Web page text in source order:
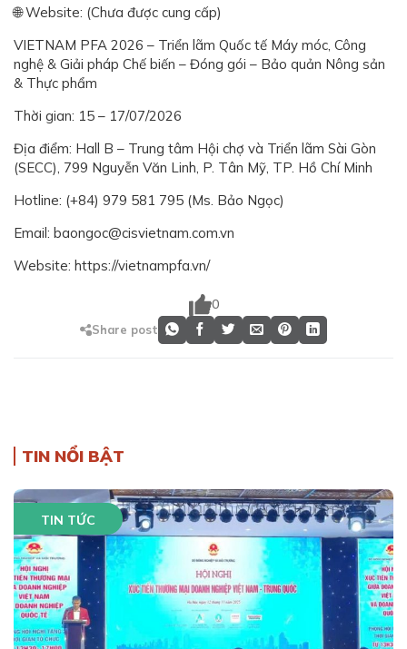
🌐 Website: (Chưa được cung cấp)
VIETNAM PFA 2026 – Triển lãm Quốc tế Máy móc, Công
nghệ & Giải pháp Chế biến – Đóng gói – Bảo quản Nông sản
& Thực phẩm
Thời gian: 15 – 17/07/2026
Địa điểm: Hall B – Trung tâm Hội chợ và Triển lãm Sài Gòn
(SECC), 799 Nguyễn Văn Linh, P. Tân Mỹ, TP. Hồ Chí Minh
Hotline: (+84) 979 581 795 (Ms. Bảo Ngọc)
Email: baongoc@cisvietnam.com.vn
Website: https://vietnampfa.vn/
0
Share post
TIN NỔI BẬT
TIN TỨC